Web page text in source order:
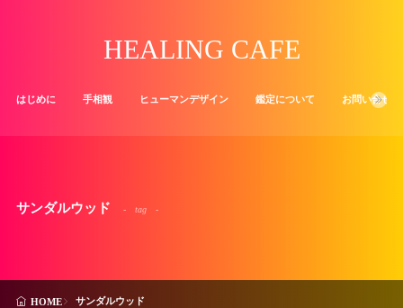
HEALING CAFE
はじめに 手相観 ヒューマンデザイン 鑑定について お問い合せ
サンダルウッド tag
HOME サンダルウッド